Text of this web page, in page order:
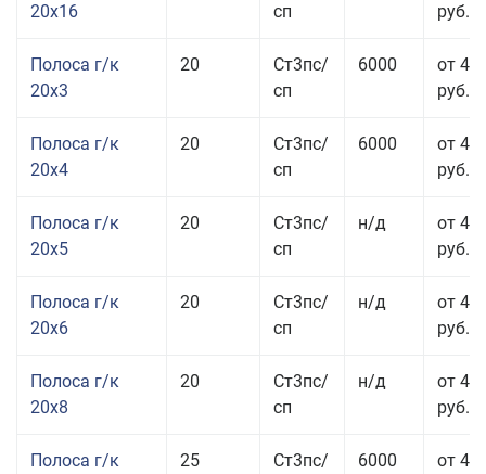
20x16
сп
руб.
Полоса г/к
20x3
20
Ст3пс/
сп
6000
от 47
руб.
Полоса г/к
20x4
20
Ст3пс/
сп
6000
от 44
руб.
Полоса г/к
20x5
20
Ст3пс/
сп
н/д
от 43
руб.
Полоса г/к
20x6
20
Ст3пс/
сп
н/д
от 45
руб.
Полоса г/к
20x8
20
Ст3пс/
сп
н/д
от 45
руб.
Полоса г/к
25
Ст3пс/
6000
от 43